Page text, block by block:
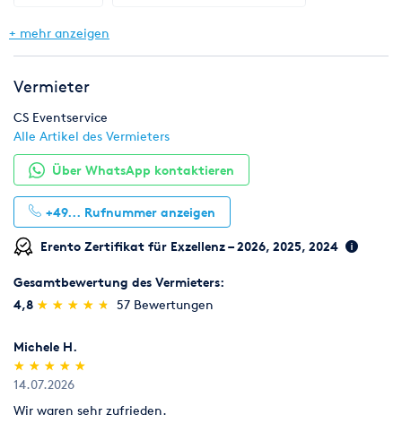
Gastronomie & Bar
Möbel Pflanzen
Ton & Beschallung Zelte & Zeltsysteme
+ mehr anzeigen
Vermieter
CS Eventservice
Alle Artikel des Vermieters
Über WhatsApp kontaktieren
+49... Rufnummer anzeigen
Erento Zertifikat für Exzellenz – 2026, 2025, 2024
Gesamtbewertung des Vermieters:
4,8 (*)
★
★
(*) ★
★
(*) ★
★
(*) ★
★
(*) ★
★ 57 Bewertungen
Michele H.
(*)
★
★
(*) ★
★
(*) ★
★
(*) ★
★
(*) ★
★
14.07.2026
Wir waren sehr zufrieden.